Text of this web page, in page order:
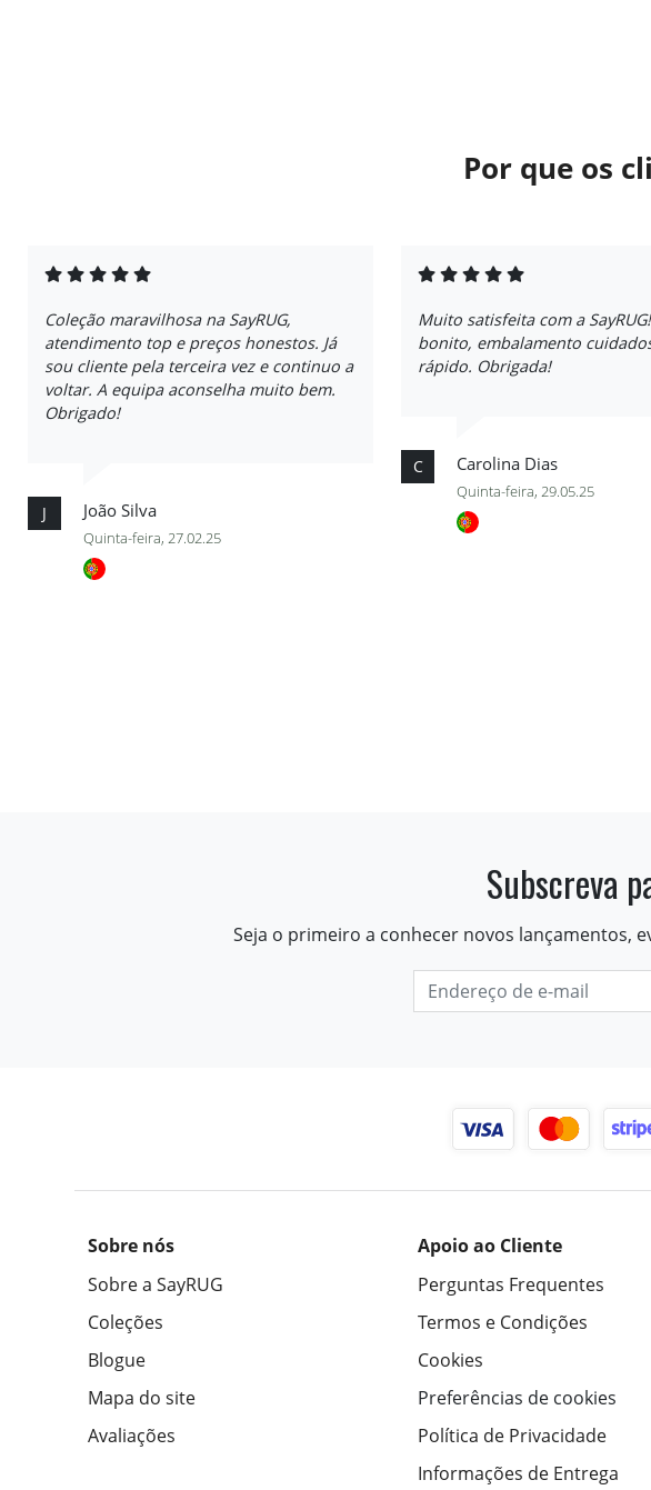
Por que os
Coleção maravilhosa na SayRUG,
atendimento top e preços honestos. Já
sou cliente pela terceira vez e continuo a
voltar. A equipa aconselha muito bem.
Obrigado!
J João Silva
Quinta-feira, 27.02.25
Muito satisfeita com a
bonito, embalamento
rápido. Obrigada!
C Carolina Dias
Quinta-feira, 29.05.25
Subscreva
Seja o primeiro a conhecer novos lançamentos,
Sobre nós
Sobre a SayRUG
Coleções
Blogue
Mapa do site
Avaliações
Apoio ao Cliente
Perguntas Frequentes
Termos e Condições
Cookies
Preferências de cookies
Política de Privacidade
Informações de Entrega